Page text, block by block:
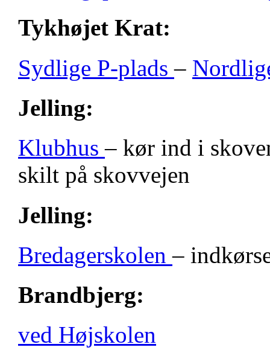
Tykhøjet Krat:
Sydlige P-plads–
Jelling:
Klubhus– kør ind i
skilt på skovvejen
Jelling:
Bredagerskolen–
Brandbjerg:
ved Højskolen